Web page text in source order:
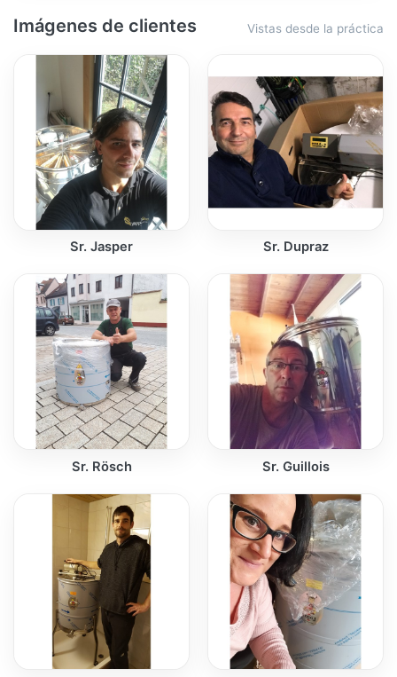
Imágenes de clientes Vistas desde la práctica
Sr. Jasper Sr. Dupraz
Sr. Rösch Sr. Guillois